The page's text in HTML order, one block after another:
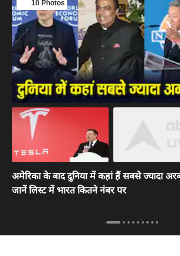
10 Photos
अमेरिका के बाद दुनिया में कहां हैं सबसे ज्यादा
जानें लिस्ट में भारत कितने नंबर पर